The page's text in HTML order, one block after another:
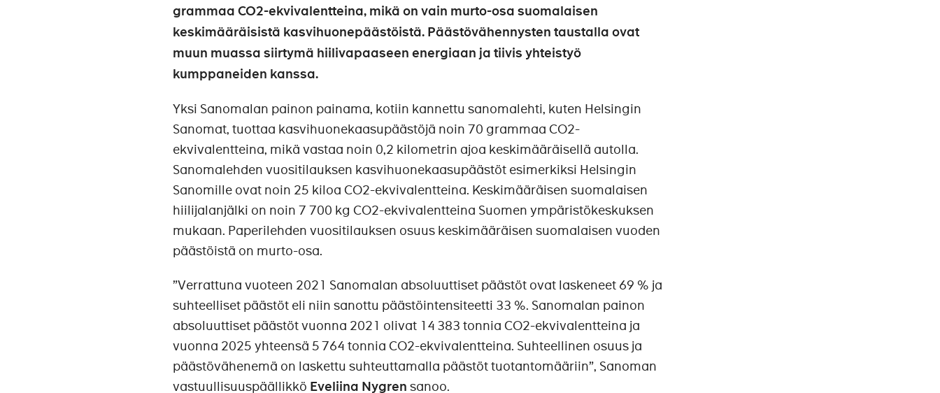
grammaa CO2-ekvivalentteina, mikä on vain murto-osa suomalaisen
keskimääräisistä kasvihuonepäästöistä. Päästövähennysten taustalla ovat
muun muassa siirtymä hiilivapaaseen energiaan ja tiivis yhteistyö
kumppaneiden kanssa.
Yksi Sanomalan painon painama, kotiin kannettu sanomalehti, kuten Helsingin
Sanomat, tuottaa kasvihuonekaasupäästöjä noin 70 grammaa CO2-
ekvivalentteina, mikä vastaa noin 0,2 kilometrin ajoa keskimääräisellä autolla.
Sanomalehden vuositilauksen kasvihuonekaasupäästöt esimerkiksi Helsingin
Sanomille ovat noin 25 kiloa CO2-ekvivalentteina. Keskimääräisen suomalaisen
hiilijalanjälki on noin 7 700 kg CO2-ekvivalentteina Suomen ympäristökeskuksen
mukaan. Paperilehden vuositilauksen osuus keskimääräisen suomalaisen vuoden
päästöistä on murto-osa.
”Verrattuna vuoteen 2021 Sanomalan absoluuttiset päästöt ovat laskeneet 69 % ja
suhteelliset päästöt eli niin sanottu päästöintensiteetti 33 %. Sanomalan painon
absoluuttiset päästöt vuonna 2021 olivat 14 383 tonnia CO2-ekvivalentteina ja
vuonna 2025 yhteensä 5 764 tonnia CO2-ekvivalentteina. Suhteellinen osuus ja
päästövähenemä on laskettu suhteuttamalla päästöt tuotantomääriin”, Sanoman
vastuullisuuspäällikkö Eveliina Nygren sanoo.